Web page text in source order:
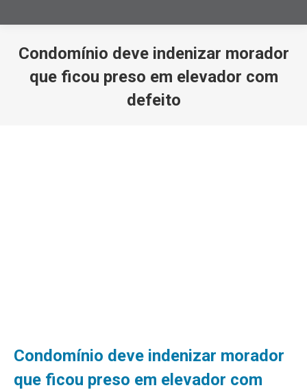
Condomínio deve indenizar morador
que ficou preso em elevador com
defeito
Condomínio deve indenizar morador
que ficou preso em elevador com